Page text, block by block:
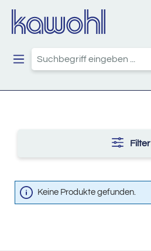
Filter
Keine Produkte gefunden.